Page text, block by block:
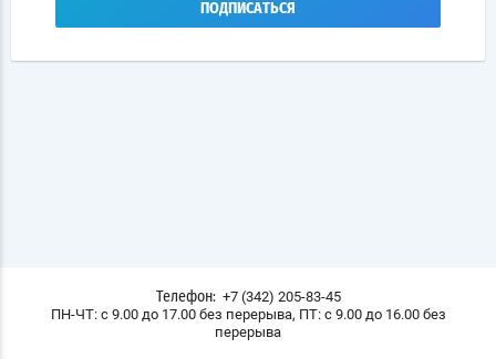
ПОДПИСАТЬСЯ
Телефон: +7 (342) 205-83-45
ПН-ЧТ: с 9.00 до 17.00 без перерыва, ПТ: с 9.00 до 16.00 без
перерыва